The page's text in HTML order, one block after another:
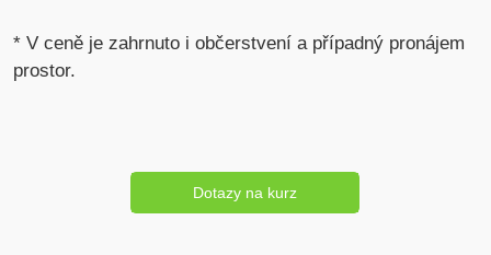
* V ceně je zahrnuto i občerstvení a případný pronájem
prostor.
Dotazy na kurz